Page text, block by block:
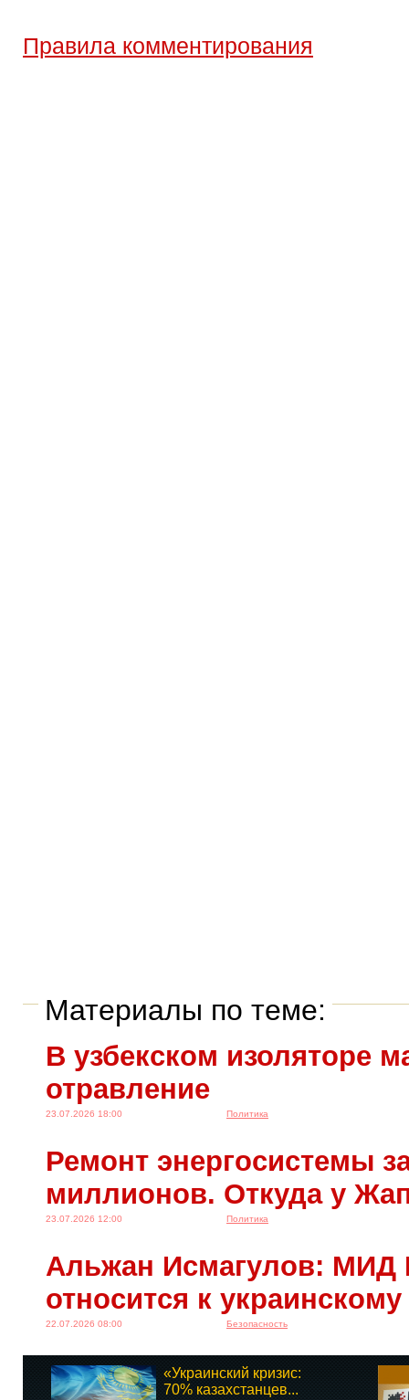
Правила комментирования
Материалы по теме:
В узбекском изоляторе
отравление
23.07.2026 18:00 Политика
Ремонт энергосистемы
миллионов. Откуда у
23.07.2026 12:00 Политика
Альжан Исмагулов: МИД
относится к
22.07.2026 08:00 Безопасность
«Украинский кризис:
70% казахстанцев...